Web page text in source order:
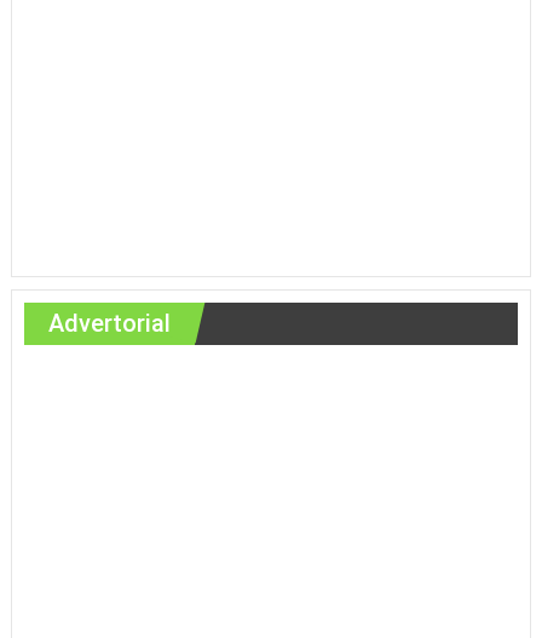
Advertorial